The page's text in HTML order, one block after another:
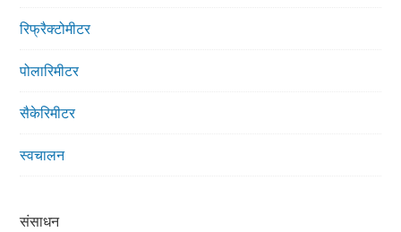
रिफ्रैक्टोमीटर
पोलारिमीटर
सैकेरिमीटर
स्वचालन
संसाधन